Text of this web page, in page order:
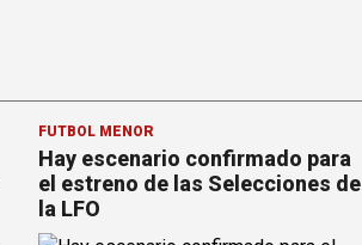
FÚTBOL MENOR
Hay escenario confirmado para
el estreno de las Selecciones de
la LFO